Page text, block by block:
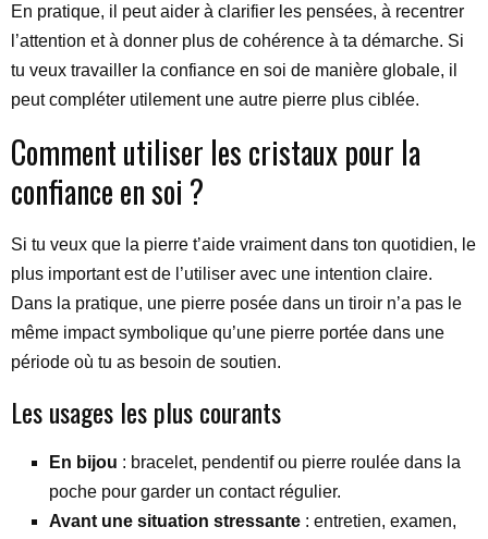
En pratique, il peut aider à clarifier les pensées, à recentrer
l’attention et à donner plus de cohérence à ta démarche. Si
tu veux travailler la confiance en soi de manière globale, il
peut compléter utilement une autre pierre plus ciblée.
Comment utiliser les cristaux pour la
confiance en soi ?
Si tu veux que la pierre t’aide vraiment dans ton quotidien, le
plus important est de l’utiliser avec une intention claire.
Dans la pratique, une pierre posée dans un tiroir n’a pas le
même impact symbolique qu’une pierre portée dans une
période où tu as besoin de soutien.
Les usages les plus courants
En bijou : bracelet, pendentif ou pierre roulée dans la
poche pour garder un contact régulier.
Avant une situation stressante : entretien, examen,